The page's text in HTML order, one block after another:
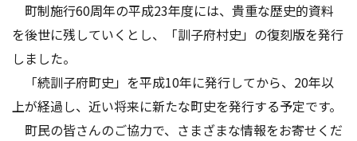
町制施行60周年の平成23年度には、貴重な歴史的資料
を後世に残していくとし、「訓子府村史」の復刻版を発行
しました。
「続訓子府町史」を平成10年に発行してから、20年以
上が経過し、近い将来に新たな町史を発行する予定です。
町民の皆さんのご協力で、さまざまな情報をお寄せくだ